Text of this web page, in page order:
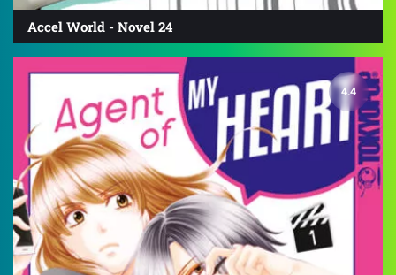
Accel World - Novel 24
4.4